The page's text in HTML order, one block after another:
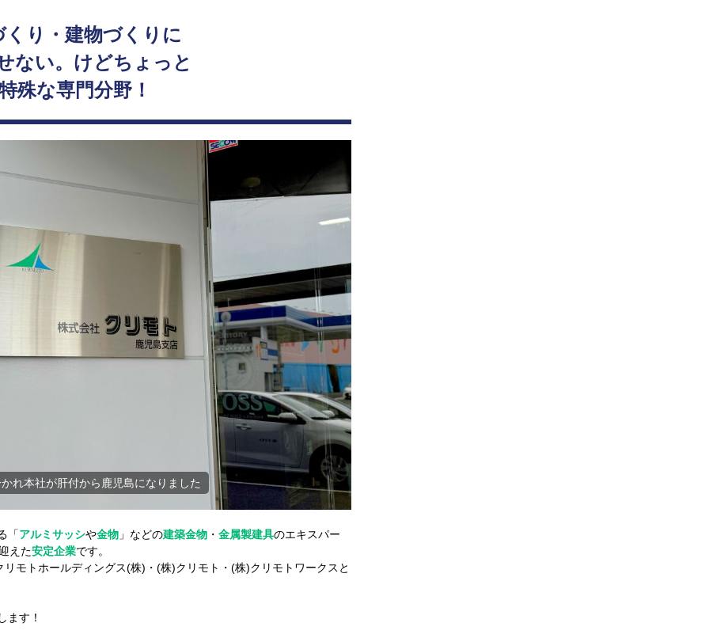
くり・建物づくりに
ない。けどちょっと
殊な専門分野！
とっても便利♪
「アルミサッシや金物 」などの建築金物 ・ 金属製建具のエキスパー
えた安定企業です。
リモトホールディングス(株)・(株)クリモト・(株)クリモトワークスと
ます！